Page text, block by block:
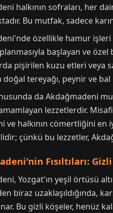
halkının sofraları, her
Bu mutfak, sadece
özellikle hamur
başlayan ve
pişirilen kuzu etleri veya
doğal tereyağı, peynir ve
da Akdağmadeni
lezzetlerdir.
ve halkının cömertliğini en
çünkü bu lezzetler,
Fısıltıları:
Yozgat'ın yeşil örtüsü
biraz uzaklaşıldığında,
Bu gizli köşeler, henüz